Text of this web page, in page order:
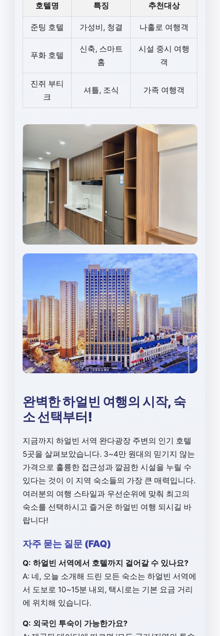
호텔명 특징 추천대상
준팅 호텔 가성비, 청결 나홀로 여행객
푸화 호텔
신축, 스마트
홈
시설 중시 여행
객
진쥐 부티
크
셔틀, 조식 가족 여행객
완벽한 하얼빈 여행의 시작, 숙
소 선택부터!
지금까지 하얼빈 서역 완다광장 주변의 인기 호텔
5곳을 살펴보았습니다. 3~4만 원대의 믿기지 않는
가격으로 훌륭한 접근성과 깔끔한 시설을 누릴 수
있다는 것이 이 지역 숙소들의 가장 큰 매력입니다.
여러분의 여행 스타일과 우선순위에 맞춰 최고의
숙소를 선택하시고 즐거운 하얼빈 여행 되시길 바
랍니다!
자주 묻는 질문 (FAQ)
Q: 하얼빈 서역에서 호텔까지 걸어갈 수 있나요?
A: 네, 오늘 소개해 드린 모든 숙소는 하얼빈 서역에
서 도보로 10~15분 내외, 택시로는 기본 요금 거리
에 위치해 있습니다.
Q: 외국인 투숙이 가능한가요?